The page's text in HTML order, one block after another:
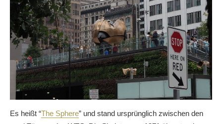
Es heißt “The Sphere” und stand ursprünglich zwischen den